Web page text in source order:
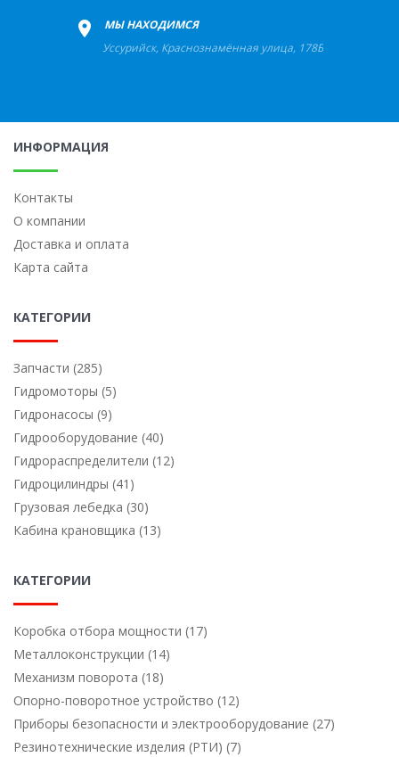
МЫ НАХОДИМСЯ
Уссурийск, Краснознамённая улица, 178Б
ИНФОРМАЦИЯ
Контакты
О компании
Доставка и оплата
Карта сайта
КАТЕГОРИИ
Запчасти (285)
Гидромоторы (5)
Гидронасосы (9)
Гидрооборудование (40)
Гидрораспределители (12)
Гидроцилиндры (41)
Грузовая лебедка (30)
Кабина крановщика (13)
КАТЕГОРИИ
Коробка отбора мощности (17)
Металлоконструкции (14)
Механизм поворота (18)
Опорно-поворотное устройство (12)
Приборы безопасности и электрооборудование (27)
Резинотехнические изделия (РТИ) (7)